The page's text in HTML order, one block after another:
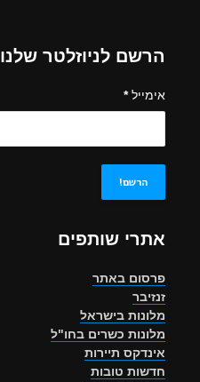
הרשם לניוזלטר שלנו
אימייל*
אתרי שותפים
פרסום באתר
זנזיבר
מלונות בישראל
מלונות כשרים בחו"ל
אינדקס תיירות
חדשות טובות